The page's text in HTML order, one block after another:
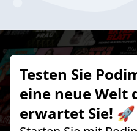
Testen Sie
eine neue Welt
erwartet Sie! 🚀